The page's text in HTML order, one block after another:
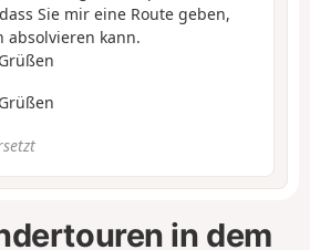
Sie mir eine Route geben,
kann.
in dem